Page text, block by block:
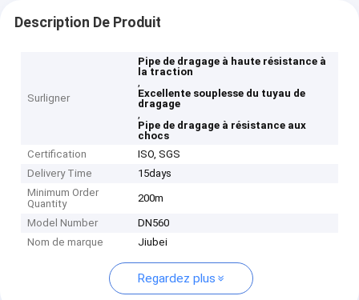
Description De Produit
Surligner
Pipe de dragage à haute résistance à
la traction
,
Excellente souplesse du tuyau de
dragage
,
Pipe de dragage à résistance aux
chocs
Certification
ISO, SGS
Delivery Time
15days
Minimum Order
Quantity
200m
Model Number
DN560
Nom de marque
Jiubei
Regardez plus